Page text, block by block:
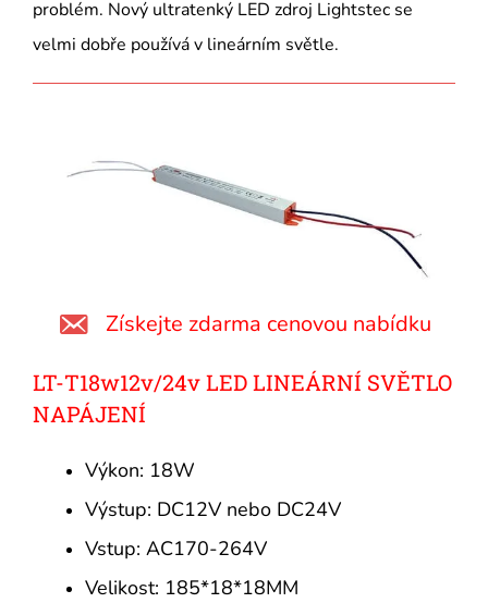
problém. Nový ultratenký LED zdroj Lightstec se
velmi dobře používá v lineárním světle.
Získejte zdarma cenovou nabídku
LT-T18w12v/24v LED LINEÁRNÍ SVĚTLO
NAPÁJENÍ
Výkon: 18W
Výstup: DC12V nebo DC24V
Vstup: AC170-264V
Velikost: 185*18*18MM